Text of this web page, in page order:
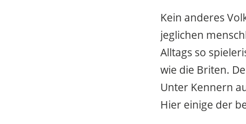
Kein anderes
jeglichen
Alltags so
wie die Briten.
Unter Kennern
Hier einige der